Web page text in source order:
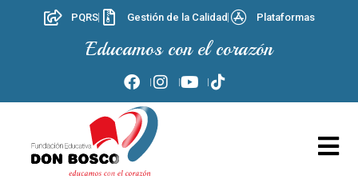
PQRS Gestión de la Calidad Plataformas
Educamos con el corazón